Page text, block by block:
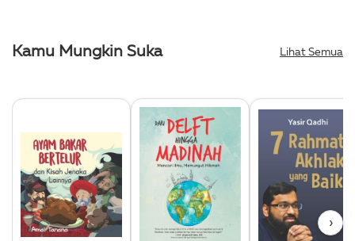
Kamu Mungkin Suka Lihat Semua
›